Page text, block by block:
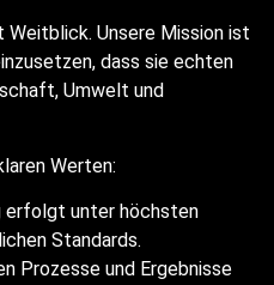
Unsere Mission ist
dass sie echten
Umwelt und
Werten:
erfolgt unter höchsten
Standards.
Prozesse und Ergebnisse